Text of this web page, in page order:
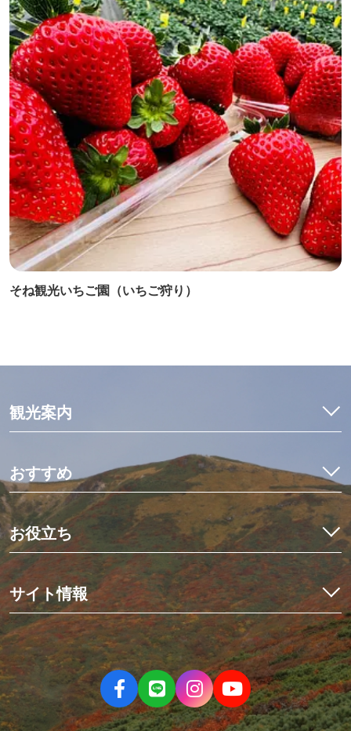
そね観光いちご園（いちご狩り）
観光案内
モデルコース
観光・体験
宿泊予約
イベント
アクセス
おすすめ
イワナ料理を食べ比べ
初めての栗駒山とカヤック体験
世界にひとつだけのミニ畳作り
星空観測と世界谷地ツアー
歴史を紡ぐ場所、くりでんミュージアム
冬の花山湖でワカサギを釣ろう！
伊豆沼・内沼でマガンの飛び立ち
親子で楽しむ夏休み
大人の休日旅
人情薫るまち、有壁①まちあるきツアー編
人情薫るまち、有壁②史跡＆食事処編
お役立ち
くりはらでしたい10のこと
栗原の見ごろ
デジタルマップ
ニュース
パンフレット
フォトダウンロード
動画
ねじりほんにょの部屋
サイト情報
栗原市観光物産協会について
お問い合わせ
当サイトのご利用について
サイトマップ